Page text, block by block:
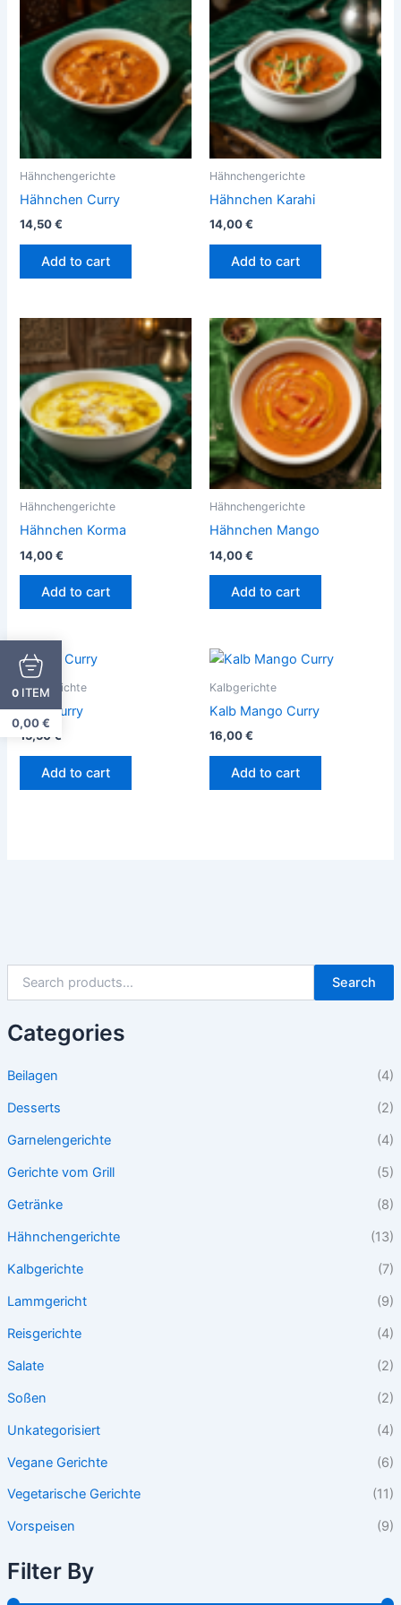
Search
Categories
Beilagen
(4)
Desserts
(2)
Garnelengerichte
(4)
Gerichte vom Grill
(5)
Getränke
(8)
Hähnchengerichte
(13)
Kalbgerichte
(7)
Lammgericht
(9)
Reisgerichte
(4)
Salate
(2)
Soßen
(2)
Unkategorisiert
(4)
Vegane Gerichte
(6)
Vegetarische Gerichte
(11)
Vorspeisen
(9)
Filter By
Hähnchengerichte
Hähnchen Curry
14,50€
Add to cart
Hähnchengerichte
Hähnchen Karahi
14,00€
Add to cart
Hähnchengerichte
Hähnchen Korma
14,00€
Add to cart
Hähnchengerichte
Hähnchen Mango
14,00€
Add to cart
Kalbgerichte
Kalb Curry
15,50 €
Add to cart
Kalbgerichte
Kalb Mango Curry
16,00€
Add to cart
0 ITEM
0,00€